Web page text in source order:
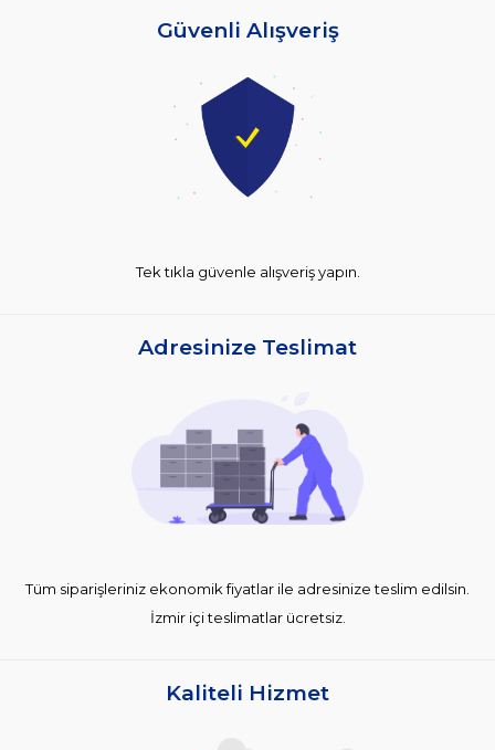
Güvenli Alışveriş
Tek tıkla güvenle alışveriş yapın.
Adresinize Teslimat
Tüm siparişleriniz ekonomik fiyatlar ile adresinize teslim edilsin.
İzmir içi teslimatlar ücretsiz.
Kaliteli Hizmet